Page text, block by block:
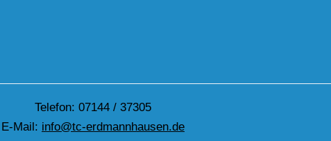
Telefon: 07144 / 37305
E-Mail: info@tc-erdmannhausen.de